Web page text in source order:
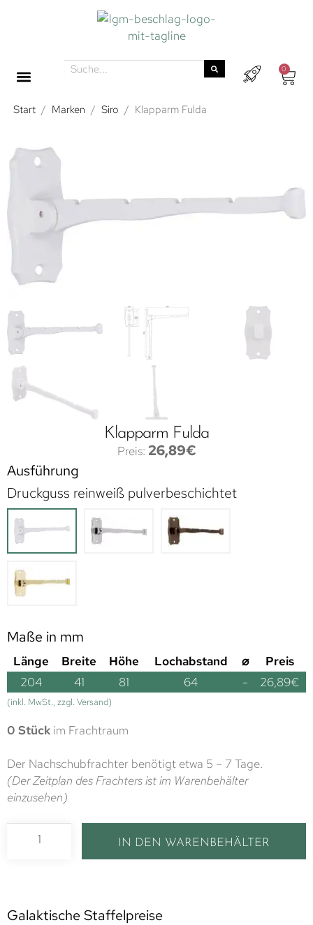
0
Start / Marken / Siro / Klapparm Fulda
Klapparm Fulda
26,89€
Ausführung
Druckguss reinweiß pulverbeschichtet
Maße in mm
Länge Breite Höhe Lochabstand ⌀
Preis
204
41 81 64 - 26,89€
(inkl. MwSt., zzgl. Versand)
0 Stück im Frachtraum
Der Nachschubfrachter benötigt etwa 5 – 7 Tage.
(Der Zeitplan des Frachters ist im Warenbehälter
einzusehen)
IN DEN WARENBEHÄLTER
Galaktische Staffelpreise